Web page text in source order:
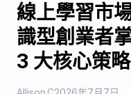
線上學習市
識型創業者
3 大核心策略